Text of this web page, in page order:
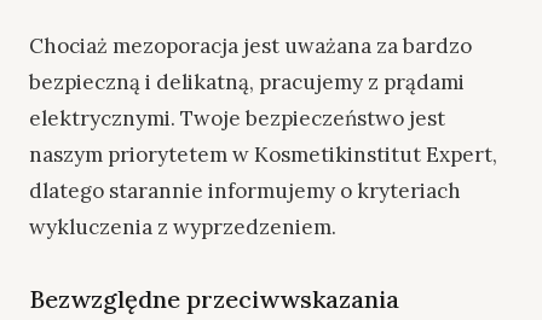
Chociaż mezoporacja jest uważana za bardzo
bezpieczną i delikatną, pracujemy z prądami
elektrycznymi. Twoje bezpieczeństwo jest
naszym priorytetem w Kosmetikinstitut Expert,
dlatego starannie informujemy o kryteriach
wykluczenia z wyprzedzeniem.
Bezwzględne przeciwwskazania